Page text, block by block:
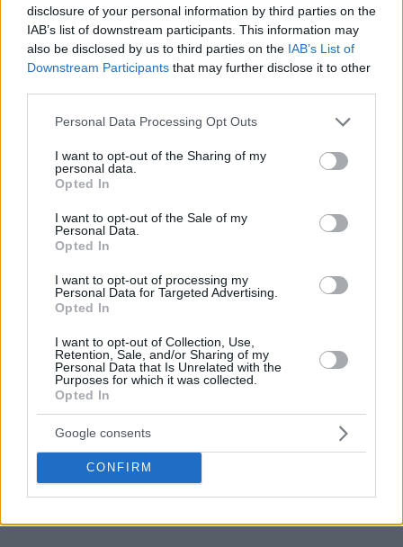
disclosure of your personal information by third parties on the
IAB’s list of downstream participants. This information may
also be disclosed by us to third parties on the IAB’s List of
Downstream Participants that may further disclose it to other
Please note that this website/app uses one or more Google
not limited to your visit or usage behaviour. You may click to
grant or deny consent to Google and its third-party tags to
use your data for below specified purposes in below Google
consent section.
Personal Data Processing Opt Outs
I want to opt-out of the Sharing of my
personal data.
Opted In
I want to opt-out of the Sale of my
Personal Data.
Opted In
I want to opt-out of processing my
Personal Data for Targeted Advertising.
Opted In
I want to opt-out of Collection, Use,
Retention, Sale, and/or Sharing of my
Personal Data that Is Unrelated with the
Purposes for which it was collected.
Opted In
Google consents
CONFIRM
Παραμονή Πρωτοχρονιάς στο γήπεδο έκαναν στον
Παναθηναϊκό, αφού πέρα από το εξ’ αναβολής ματς στην
Πάτρα με τον Προμηθέα (2/1) για τη Basket League, το
βράδυ της Παρασκευής (30/12) παρουσίασαν άσχημη
για την Ευρωλίγκα.
Μηδενικός χρόνος για ξεκούραση στο τριφύλλι, αφού
παίκτες και προπονητές βρέθηκαν σήμερα (31/12) στο
Κλειστό των Ολυμπιακών Εγκαταστάσεων και
προπονήθηκαν, ενώ ο Ντέγιαν Ράντονιτς για αρκετή ώρα
το ντέρμπι και τους έκανε παρατηρήσεις.
Προμηθέα ο Παναγιώτης Καλαϊτζάκης
άουτ από το ματς με τονΟλυμπιακό, δεν προπονήθηκε
λόγω ενοχλήσεων στη μέση και είναι ακόμα άγνωστο, αν
θα αγωνιστεί στο ματς Πρωταθλήματος τη δεύτερη μέρα
του νέου έτους.
Διαβάστε τα τελευταία νέα εδώ